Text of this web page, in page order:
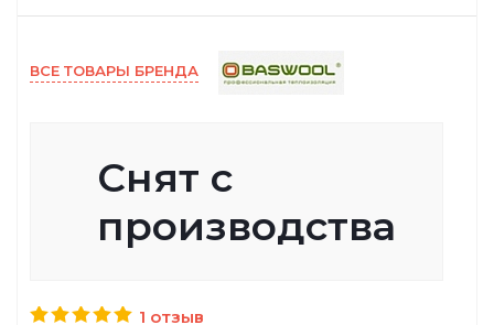
ВСЕ ТОВАРЫ БРЕНДА
Снят с
производства
1 отзыв